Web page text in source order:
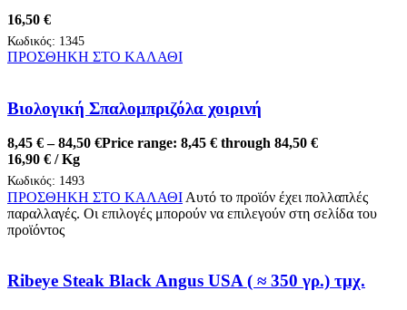
16,50 €
Κωδικός: 1345
ΠΡΟΣΘΗΚΗ ΣΤΟ ΚΑΛΑΘΙ
Βιολογική Σπαλομπριζόλα χοιρινή
8,45 € – 84,50 €Price range: 8,45 € through 84,50 €
16,90 € / Kg
Κωδικός: 1493
ΠΡΟΣΘΗΚΗ ΣΤΟ ΚΑΛΑΘΙ Αυτό το προϊόν έχει πολλαπλές
παραλλαγές. Οι επιλογές μπορούν να επιλεγούν στη σελίδα του
προϊόντος
Ribeye Steak Black Angus USA ( ≈ 350 γρ.) τμχ.